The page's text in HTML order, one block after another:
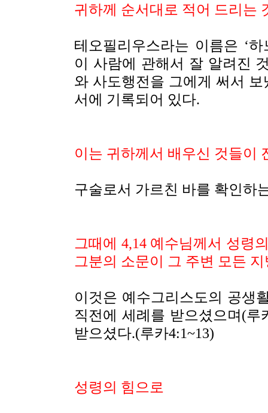
귀하께 순서대로 적어 드리는
테오필리우스라는 이름은 ‘하
이 사람에 관해서 잘 알려진
와 사도행전을 그에게 써서
서에 기록되어 있다.
이는 귀하께서 배우신 것들이
구술로서 가르친 바를 확인하
그때에 4,14 예수님께서 성령
그분의 소문이 그 주변 모든
이것은 예수그리스도의 공생
직전에 세례를 받으셨으며(루
받으셨다.(루카4:1~13)
성령의 힘으로